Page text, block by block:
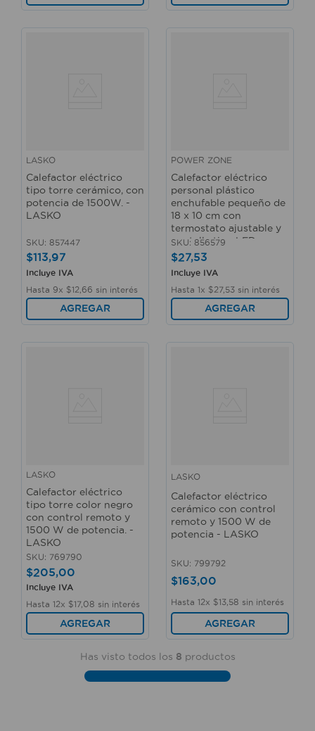
LASKO
Calefactor eléctrico
tipo torre cerámico, con
potencia de 1500W. -
LASKO
SKU: 857447
$113,97
Incluye IVA
Hasta 9x $12 66 sin interés
AGREGAR
POWER ZONE
Calefactor eléctrico
personal plástico
enchufable pequeño de
18 x 10 cm con
termostato ajustable y
pantalla tipo LED -
POWER ZONE
SKU: 856579
$27,53
Incluye IVA
Hasta 1x $27, 53 sin interés
AGREGAR
LASKO
Calefactor eléctrico
tipo torre color negro
con control remoto y
1500 W de potencia. -
LASKO
SKU: 769790
$205,00
Incluye IVA
Hasta 12x $17, 08 sin interés
AGREGAR
LASKO
Calefactor eléctrico
cerámico con control
remoto y 1500 W de
potencia - LASKO
SKU: 799792
$163,00
Hasta 12x $13 58 sin interés
AGREGAR
Has visto todos los 8 productos